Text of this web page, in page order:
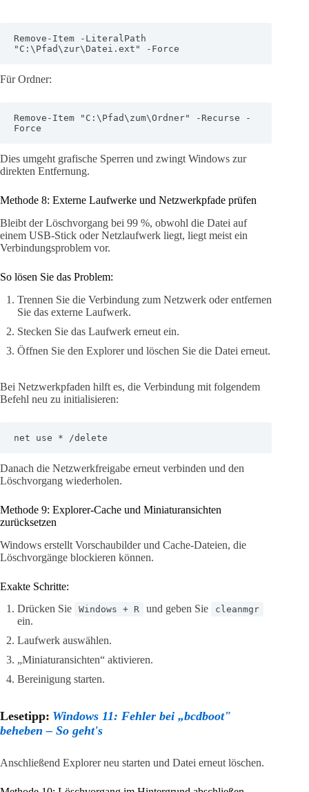
Remove-Item -LiteralPath
"C:\Pfad\zur\Datei.ext" -Force
Für Ordner:
Remove-Item "C:\Pfad\zum\Ordner" -Recurse -
Force
Dies umgeht grafische Sperren und zwingt Windows zur
direkten Entfernung.
Methode 8: Externe Laufwerke und Netzwerkpfade prüfen
Bleibt der Löschvorgang bei 99 %, obwohl die Datei auf
einem USB-Stick oder Netzlaufwerk liegt, liegt meist ein
Verbindungsproblem vor.
So lösen Sie das Problem:
Trennen Sie die Verbindung zum Netzwerk oder entfernen
Sie das externe Laufwerk.
Stecken Sie das Laufwerk erneut ein.
Öffnen Sie den Explorer und löschen Sie die Datei erneut.
Bei Netzwerkpfaden hilft es, die Verbindung mit folgendem
Befehl neu zu initialisieren:
net use * /delete
Danach die Netzwerkfreigabe erneut verbinden und den
Löschvorgang wiederholen.
Methode 9: Explorer-Cache und Miniaturansichten
zurücksetzen
Windows erstellt Vorschaubilder und Cache-Dateien, die
Löschvorgänge blockieren können.
Exakte Schritte:
Drücken Sie
Windows + R und geben Sie cleanmgr
ein.
Laufwerk auswählen.
„Miniaturansichten“ aktivieren.
Bereinigung starten.
Lesetipp: Windows 11: Fehler bei „bcdboot"
beheben – So geht's
Anschließend Explorer neu starten und Datei erneut löschen.